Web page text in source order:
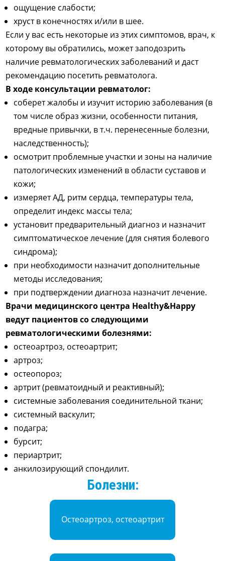
ощущение слабости;
хруст в конечностях и/или в шее.
Если у вас есть некоторые из этих симптомов, врач, к
которому вы обратились, может заподозрить
наличие ревматологических заболеваний и даст
рекомендацию посетить ревматолога.
В ходе консультации ревматолог:
соберет жалобы и изучит историю заболевания (в
том числе образ жизни, особенности питания,
вредные привычки, в т.ч. перенесенные болезни,
наследственность);
осмотрит проблемные участки и зоны на наличие
патологических изменений в области суставов и
кожи;
измеряет АД, ритм сердца, температуры тела,
определит индекс массы тела;
установит предварительный диагноз и назначит
симптоматическое лечение (для снятия болевого
синдрома);
при необходимости назначит дополнительные
методы исследования;
при подтверждении диагноза назначит лечение.
Врачи медицинского центра Healthy&Happy
ведут пациентов со следующими
ревматологическими болезнями:
остеоартроз, остеоартрит;
артроз;
остеопороз;
артрит (ревматоидный и реактивный);
системные заболевания соединительной ткани;
системный васкулит;
подагра;
бурсит;
периартрит;
анкилозирующий спондилит.
Болезни:
Остеоартроз, остеоартрит